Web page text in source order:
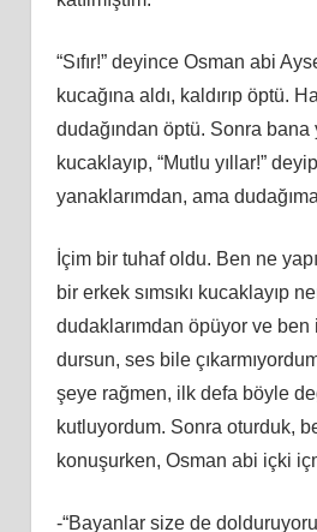
“Sıfır!” deyince Osman abi
kucağına aldı, kaldırıp öptü.
dudağından öptü. Sonra
kucaklayıp, “Mutlu yıllar!”
yanaklarımdan, ama
İçim bir tuhaf oldu. Ben ne
bir erkek sımsıkı kucaklayıp
dudaklarımdan öpüyor ve
dursun, ses bile
şeye rağmen, ilk defa böyle
kutluyordum. Sonra oturduk,
konuşurken, Osman abi içki
-“Bayanlar size de